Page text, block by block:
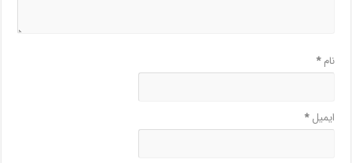
نام*
ایمیل*